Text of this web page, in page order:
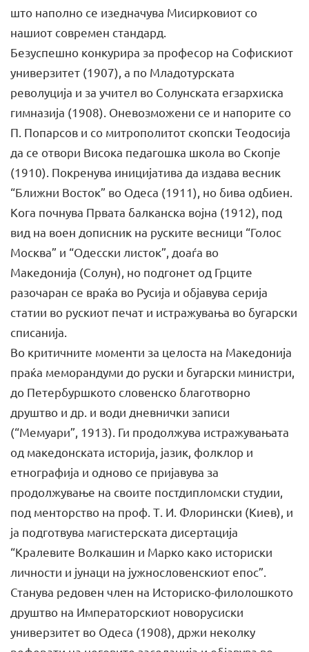
што наполно се изедначува Мисирковиот со
нашиот современ стандард.
Безуспешно конкурира за професор на Софискиот
универзитет (1907), а по Младотурската
револуција и за учител во Солунската егзархиска
гимназија (1908). Оневозможени се и напорите со
П. Попарсов и со митрополитот скопски Теодосија
да се отвори Висока педагошка школа во Скопје
(1910). Покренува иницијатива да издава весник
“Ближни Восток” во Одеса (1911), но бива одбиен.
Кога почнува Првата балканска војна (1912), под
вид на воен дописник на руските весници “Голос
Москвa” и “Одесски листок”, доаѓа во
Македонија (Солун), но подгонет од Грците
разочаран се враќа во Русија и објавува серија
статии во рускиот печат и истражувања во бугарски
списанија.
Во критичните моменти за целоста на Македонија
праќа меморандуми до руски и бугарски министри,
до Петербуршкото словенско благотворно
друштво и др. и води дневнички записи
(“Мемуари”, 1913). Ги продолжува истражувањата
од македонската историја, јазик, фолклор и
етнографија и одново се пријавува за
продолжување на своите постдипломски студии,
под менторство на проф. Т. И. Флорински (Киев), и
ја подготвува магистерската дисертација
“Кралевите Волкашин и Марко како историски
личности и јунаци на јужнословенскиот епос”.
Станува редовен член на Историско-филолошкото
друштво на Императорскиот новорусиски
универзитет во Одеса (1908), држи неколку